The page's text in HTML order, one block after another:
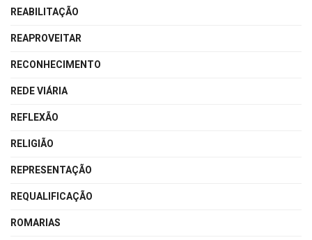
REABILITAÇÃO
REAPROVEITAR
RECONHECIMENTO
REDE VIÁRIA
REFLEXÃO
RELIGIÃO
REPRESENTAÇÃO
REQUALIFICAÇÃO
ROMARIAS